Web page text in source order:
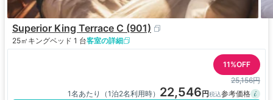
Superior King Terrace C (901)
25㎡ キングベッド 1 台客室の詳細
11%OFF
25,156円
1名あたり（1泊2名利用時） 22,546